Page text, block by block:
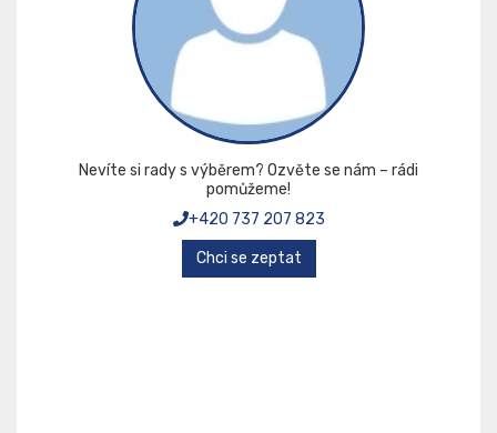
Nevíte si rady s výběrem? Ozvěte se nám – rádi
pomůžeme!
+420 737 207 823
Chci se zeptat